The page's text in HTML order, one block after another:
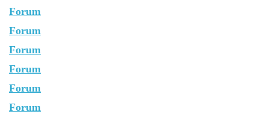
Forum
Forum
Forum
Forum
Forum
Forum